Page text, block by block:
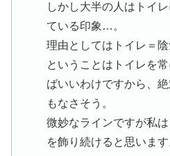
しかし大半の人はトイ
ている印象…。
理由としてはトイレ＝陰
ということはトイレを
ばいいわけですから、
もなさそう。
微妙なラインですが私
を飾り続けると思います